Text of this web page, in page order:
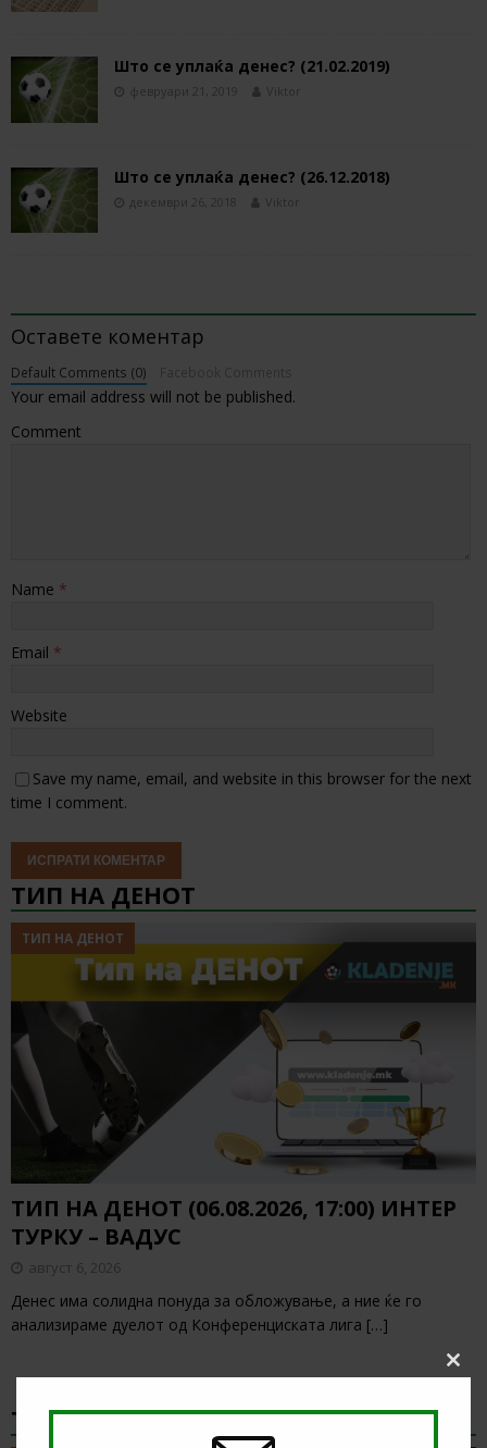
Што се уплаќа денес? (21.02.2019)
февруари 21, 2019 Viktor
Што се уплаќа денес? (26.12.2018)
декември 26, 2018 Viktor
Оставете коментар
Default Comments (0)
Your email address will not be published.
Comment
Name *
Email *
Website
Save my name, email, and website in this browser for the next
time I comment.
ТИП НА ДЕНОТ
ТИП НА ДЕНОТ
ТИП НА ДЕНОТ (06.08.2026, 17:00) ИНТЕР
ТУРКУ – ВАДУС
август 6, 2026
Денес има солидна понуда за обложување, а ние ќе го
анализираме дуелот од Конференциската лига […]
ТИКЕТ НА ДЕНОТ
Close